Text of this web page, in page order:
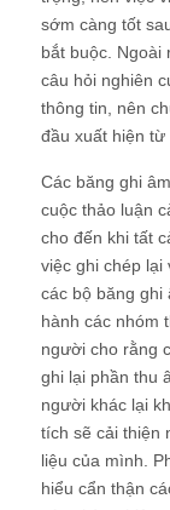
sớm càng tốt
bắt buộc. Ngoài
câu hỏi nghiên
thông tin, nên
đầu xuất hiện từ
Các băng ghi
cuộc thảo luận
cho đến khi tất
việc ghi chép
các bộ băng ghi
hành các nhóm
người cho rằng
ghi lại phần thu
người khác lại
tích sẽ cải thiện
liệu của mình.
hiểu cẩn thận